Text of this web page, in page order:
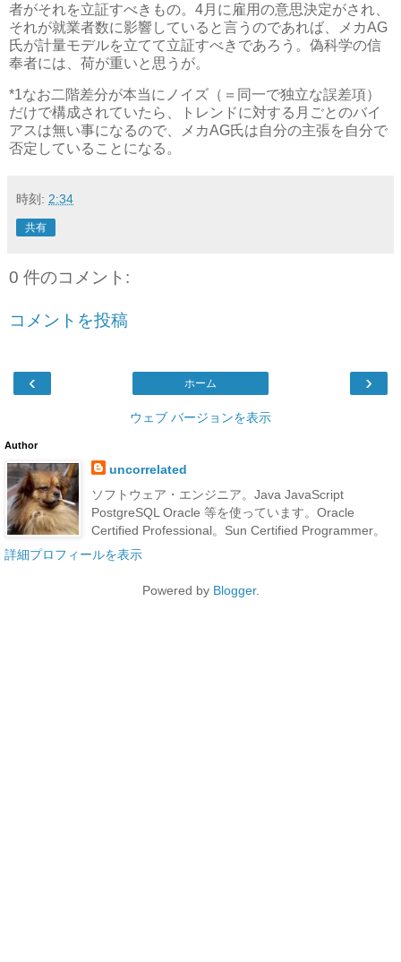
者がそれを立証すべきもの。4月に雇用の意思決定がされ、
それが就業者数に影響していると言うのであれば、メカAG
氏が計量モデルを立てて立証すべきであろう。偽科学の信
奉者には、荷が重いと思うが。
*1なお二階差分が本当にノイズ（＝同一で独立な誤差項）
だけで構成されていたら、トレンドに対する月ごとのバイ
アスは無い事になるので、メカAG氏は自分の主張を自分で
否定していることになる。
時刻: 2:34
共有
0 件のコメント:
コメントを投稿
‹ ›
ホーム
ウェブ バージョンを表示
Author
uncorrelated
ソフトウェア・エンジニア。Java JavaScript
PostgreSQL Oracle 等を使っています。Oracle
Certified Professional。Sun Certified Programmer。
詳細プロフィールを表示
Powered by Blogger.